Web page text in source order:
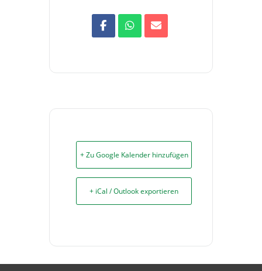
+ Zu Google Kalender hinzufügen
+ iCal / Outlook exportieren